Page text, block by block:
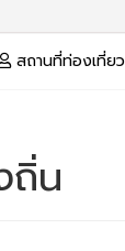
สถานที่ท่องเที่ยว
ถิ่น